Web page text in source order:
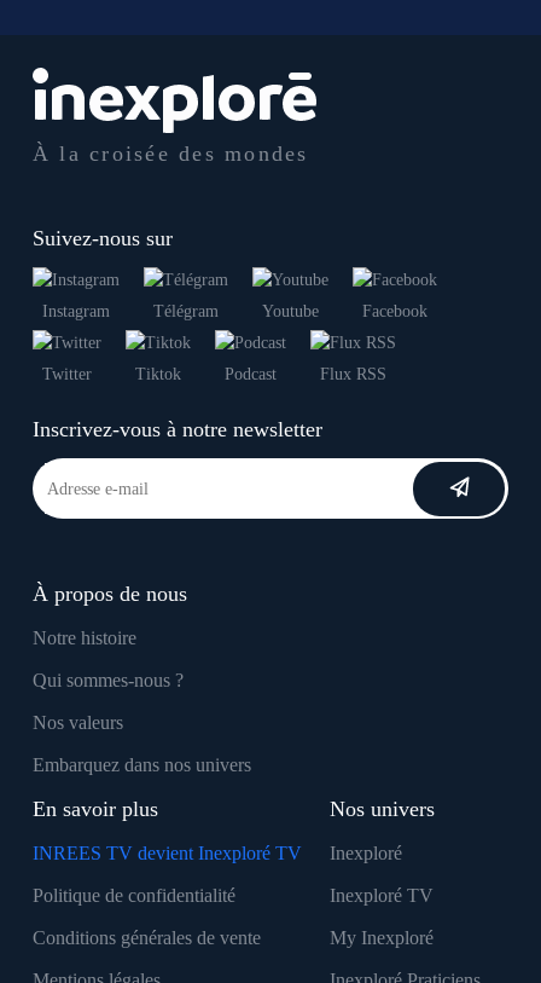
À la croisée des mondes
Suivez-nous sur
Instagram Télégram Youtube Facebook
Twitter Tiktok Podcast Flux RSS
Inscrivez-vous à notre newsletter
À propos de nous
Notre histoire
Qui sommes-nous ?
Nos valeurs
Embarquez dans nos univers
En savoir plus
INREES TV devient Inexploré TV
Politique de confidentialité
Conditions générales de vente
Nos univers
Inexploré
Inexploré TV
My Inexploré